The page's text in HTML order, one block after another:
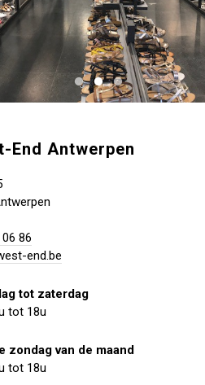
End Antwerpen
86
end.be
tot zaterdag
tot 18u
zondag van de maand
tot 18u